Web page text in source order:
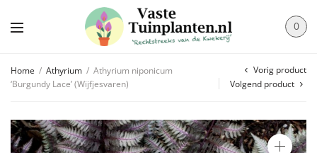
0
Home / Athyrium / Athyrium niponicum
‘Burgundy Lace’ (Wijfjesvaren)
Vorig product
Volgend product